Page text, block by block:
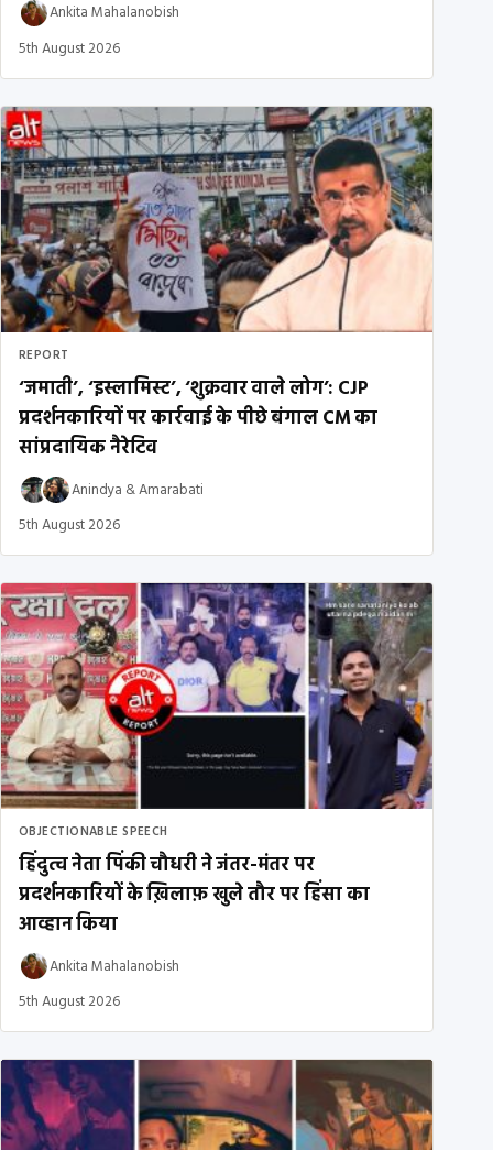
Ankita Mahalanobish
5th August 2026
REPORT
‘जमाती’, ‘इस्लामिस्ट’, ‘शुक्रवार वाले लोग’: CJP
प्रदर्शनकारियों पर कार्रवाई के पीछे बंगाल CM का
सांप्रदायिक नैरेटिव
Anindya &Amarabati
5th August 2026
OBJECTIONABLE SPEECH
हिंदुत्व नेता पिंकी चौधरी ने जंतर-मंतर पर
प्रदर्शनकारियों के ख़िलाफ़ खुले तौर पर हिंसा का
आव्हान किया
Ankita Mahalanobish
5th August 2026